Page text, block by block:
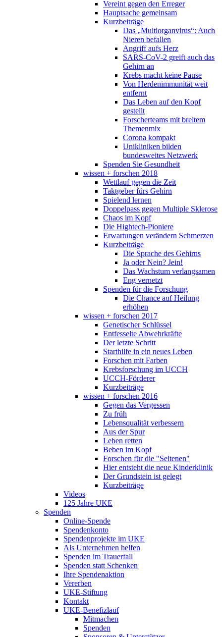
Vereint gegen den Erreger
Hauptsache gemeinsam
Kurzbeiträge
Das „Multiorganvirus“: Auch
Nieren befallen
Angriff aufs Herz
SARS-CoV-2 greift auch das
Gehirn an
Krebs macht keine Pause
Von Herdenimmunität weit
entfernt
Das Leben auf den Kopf
gestellt
Forscherteams mit breitem
Themenmix
Corona kompakt
Unikliniken bilden
bundesweites Netzwerk
Spenden Sie Gesundheit
wissen + forschen 2018
Wettlauf gegen die Zeit
Taktgeber fürs Gehirn
Spielend lernen
Doppelpass gegen Multiple Sklerose
Chaos im Kopf
Die Hightech-Pioniere
Erwartungen verändern Schmerzen
Kurzbeiträge
Die Sprache des Gehirns
Ja oder Nein? Jein!
Das Wachstum verlangsamen
Eng vernetzt
Spenden für die Forschung
Die Chance auf Heilung
erhöhen
wissen + forschen 2017
Genetischer Schlüssel
Entfesselte Abwehrkräfte
Der letzte Schritt
Starthilfe in ein neues Leben
Forschen mit Farben
Krebsforschung im UCCH
UCCH-Förderer
Kurzbeiträge
wissen + forschen 2016
Gegen das Vergessen
Zu früh
Lebensqualität verbessern
Aus der Spur
Leben retten
Beben im Kopf
Forschen für die "Seltenen"
Hier entsteht die neue Kinderklinik
Der Grundstein ist gelegt
Kurzbeiträge
Videos
125 Jahre UKE
Spenden
Online-Spende
Spendenkonto
Spendenprojekte im UKE
Als Unternehmen helfen
Spenden im Trauerfall
Spenden statt Schenken
Ihre Spendenaktion
Vererben
UKE-Stiftung
Kontakt
UKE-Benefizlauf
Mitmachen
Spenden